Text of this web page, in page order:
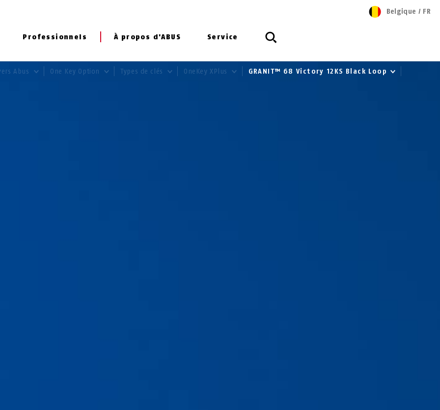
Professionnels À propos d'ABUS Service
Belgique / FR
Abus One Key Option Types de clés OneKey XPlus GRANIT™ 68 Victory 12KS Black Loop